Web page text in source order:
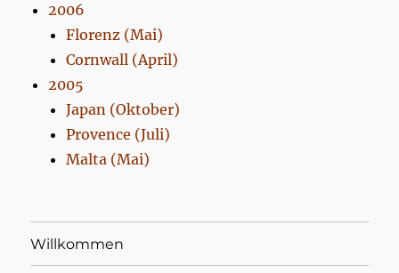
2006
Florenz (Mai)
Cornwall (April)
2005
Japan (Oktober)
Provence (Juli)
Malta (Mai)
Willkommen